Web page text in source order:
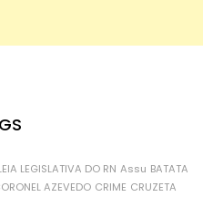
LEGISLATIVA DO RN Assu BATATA
AZEVEDO CRIME CRUZETA